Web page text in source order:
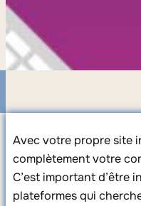
Avec votre propre site
complètement votre
C’est important d’être
plateformes qui